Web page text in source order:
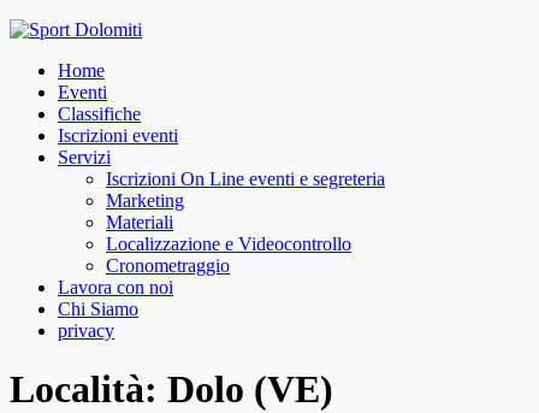
Skip
contentHome
Eventi
Classifiche
Iscrizioni eventi
Servizi
Iscrizioni On Line eventi e segreteria
Marketing
Materiali
Localizzazione e Videocontrollo
Cronometraggio
Lavora con noi
Chi Siamo
privacy
Località: Dolo (VE)